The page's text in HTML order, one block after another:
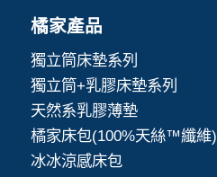
橘家產品
獨立筒床墊系列
獨立筒+乳膠床墊系列
天然系乳膠薄墊
橘家床包(100%天絲™纖維)
冰冰涼感床包